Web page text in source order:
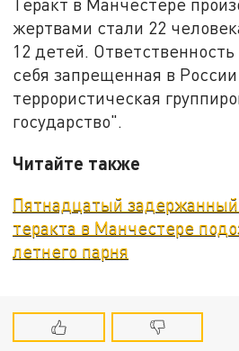
жертвами стали 22
12 детей. Ответственность
себя запрещенная в России
террористическая
государство".
Читайте также
Пятнадцатый
теракта в Манчестере
летнего парня